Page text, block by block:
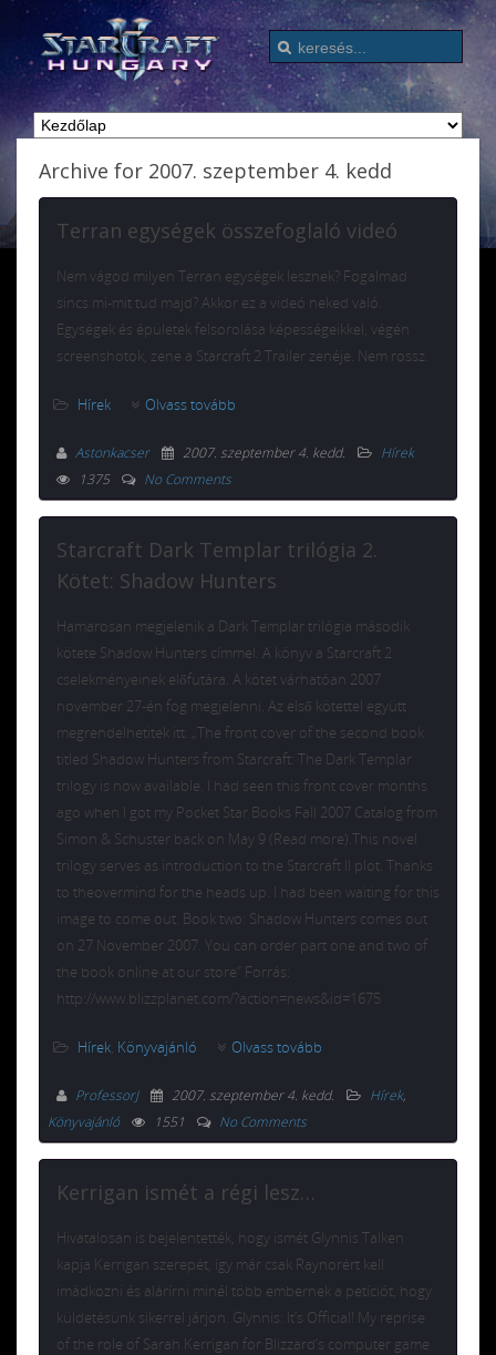
Archive for 2007. szeptember 4. kedd
Terran egységek összefoglaló videó
Nem vágod milyen Terran egységek lesznek? Fogalmad
sincs mi-mit tud majd? Akkor ez a videó neked való.
Egységek és épületek felsorolása képességeikkel, végén
screenshotok, zene a Starcraft 2 Trailer zenéje. Nem rossz.
Hírek Olvass tovább
Astonkacser 2007. szeptember 4. kedd.
Hírek
1375
No Comments
Starcraft Dark Templar trilógia 2.
Kötet: Shadow Hunters
Hamarosan megjelenik a Dark Templar trilógia második
kötete Shadow Hunters címmel. A könyv a Starcraft 2
cselekményeinek előfutára. A kötet várhatóan 2007
november 27-én fog megjelenni. Az első kötettel együtt
megrendelhetitek itt. „The front cover of the second book
titled Shadow Hunters from Starcraft: The Dark Templar
trilogy is now available. I had seen this front cover months
ago when I got my Pocket Star Books Fall 2007 Catalog from
Simon & Schuster back on May 9 (Read more).This novel
trilogy serves as introduction to the Starcraft II plot. Thanks
to theovermind for the heads up. I had been waiting for this
image to come out. Book two: Shadow Hunters comes out
on 27 November 2007. You can order part one and two of
the book online at our store” Forrás:
http://www.blizzplanet.com/?action=news&id=1675
Hírek, Könyvajánló Olvass tovább
ProfessorJ 2007. szeptember 4. kedd. Hírek,
Könyvajánló
1551 No Comments
Kerrigan ismét a régi lesz…
Hivatalosan is bejelentették, hogy ismét Glynnis Talken
kapja Kerrigan szerepét, így már csak Raynorért kell
imádkozni és alárírni minél több embernek a petíciót, hogy
küldetésünk sikerrel járjon. Glynnis: It’s Official! My reprise
of the role of Sarah Kerrigan for Blizzard’s computer game